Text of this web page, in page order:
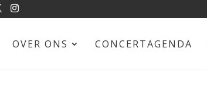
OVER ONS CONCERTAGENDA